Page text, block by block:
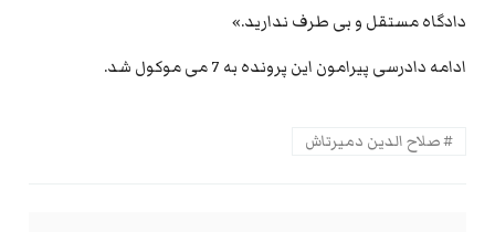
دادگاه مستقل و بی طرف ندارید.»
ادامه دادرسی پیرامون این پرونده به 7 می موکول شد.
صلاح الدین دمیرتاش